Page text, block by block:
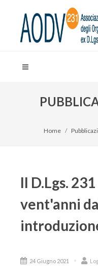
Home
Il D.Lgs.
vent'anni
24 Giugno 2021